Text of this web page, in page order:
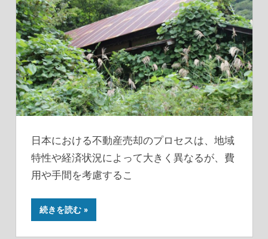
日本における不動産売却のプロセスは、地域
特性や経済状況によって大きく異なるが、費
用や手間を考慮するこ
続きを読む